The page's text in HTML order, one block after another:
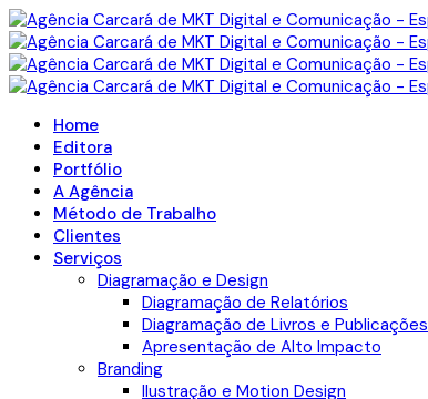
Home
Editora
Portfólio
A Agência
Método de Trabalho
Clientes
Serviços
Diagramação e Design
Diagramação de Relatórios
Diagramação de Livros e Publicações
Apresentação de Alto Impacto
Branding
Ilustração e Motion Design